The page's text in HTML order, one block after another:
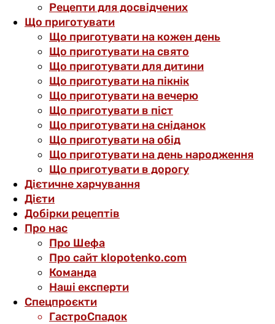
Рецепти для досвідчених
Що приготувати
Що приготувати на кожен день
Що приготувати на свято
Що приготувати для дитини
Що приготувати на пікнік
Що приготувати на вечерю
Що приготувати в піст
Що приготувати на сніданок
Що приготувати на обід
Що приготувати на день народження
Що приготувати в дорогу
Дієтичне харчування
Дієти
Добірки рецептів
Про нас
Про Шефа
Про сайт klopotenko.com
Команда
Наші експерти
Спецпроєкти
ГастроСпадок